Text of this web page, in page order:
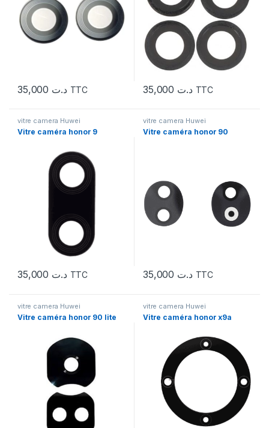
د.ت TTC د.ت TTC
vitre camera Huwei
Vitre caméra honor 9
د.ت TTC
vitre camera Huwei
Vitre caméra honor 90
د.ت TTC
vitre camera Huwei
Vitre caméra honor 90 lite
vitre camera Huwei
Vitre caméra honor x9a